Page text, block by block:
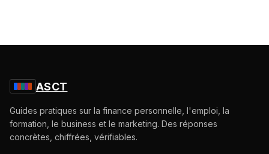
ASCT
Guides pratiques sur la finance personnelle, l'emploi, la
formation, le business et le marketing. Des réponses
concrètes, chiffrées, vérifiables.